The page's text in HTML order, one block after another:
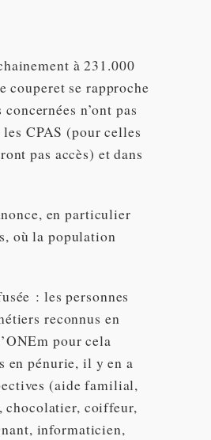
à 231.000
couperet se rapproche
n’ont pas
CPAS (pour celles
pas accès) et dans
en particulier
où la population
: les personnes
reconnus en
pour cela
en pénurie, il y en a
(aide familial,
chocolatier, coiffeur,
informaticien,